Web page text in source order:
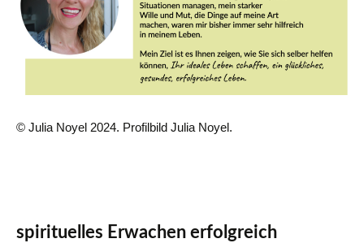
© Julia Noyel 2024. Profilbild Julia Noyel.
spirituelles Erwachen erfolgreich